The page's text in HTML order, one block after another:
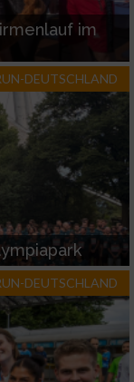
im
DEUTSCHLAND
DEUTSCHLAND